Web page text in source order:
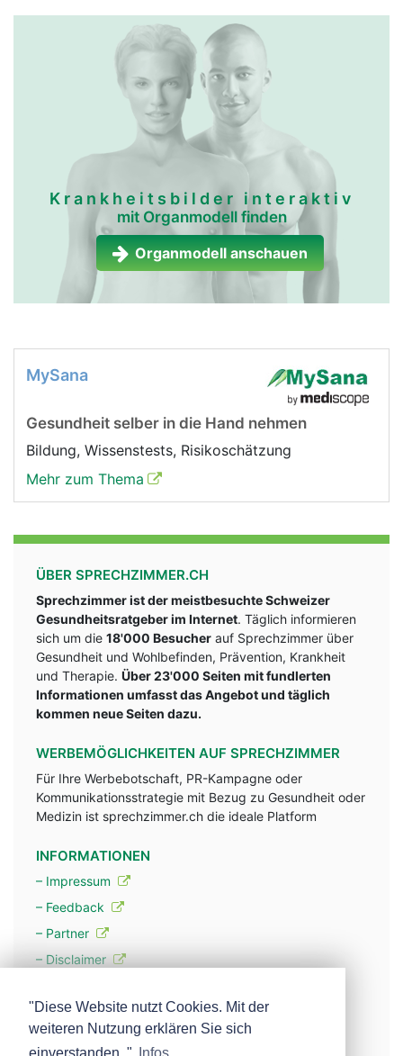
Krankheitsbilder interaktiv
mit Organmodell finden
Organmodell anschauen
MySana
Gesundheit selber in die Hand nehmen
Bildung, Wissenstests, Risikoschätzung
Mehr zum Thema
ÜBER SPRECHZIMMER.CH
Sprechzimmer ist der meistbesuchte Schweizer
Gesundheitsratgeber im Internet. Täglich informieren
sich um die 18'000 Besucher auf Sprechzimmer über
Gesundheit und Wohlbefinden, Prävention, Krankheit
und Therapie. Über 23'000 Seiten mit fundlerten
Informationen umfasst das Angebot und täglich
kommen neue Seiten dazu.
WERBEMÖGLICHKEITEN AUF SPRECHZIMMER
Für Ihre Werbebotschaft, PR-Kampagne oder
Kommunikationsstrategie mit Bezug zu Gesundheit oder
Medizin ist sprechzimmer.ch die ideale Platform
INFORMATIONEN
– Impressum
– Feedback
– Partner
– Disclaimer
– Werbung
"Diese Website nutzt Cookies. Mit der
weiteren Nutzung erklären Sie sich